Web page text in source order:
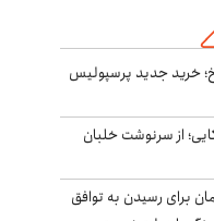
خرید جدید پرسپولیس
از سرنوشت خلبان
برای رسیدن به توافق